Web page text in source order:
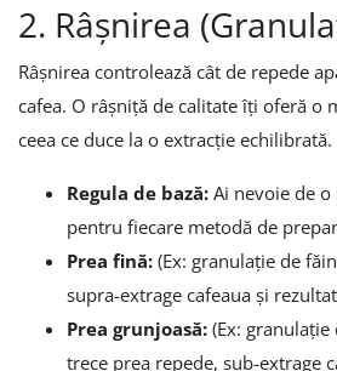
2. Râșnirea
Râșnirea controlează cât de repede
cafea. O râșniță de calitate îți oferă o
ceea ce duce la o extracție echilibrată.
Regula de bază: Ai nevoie de
pentru fiecare metodă de
Prea fină: (Ex: granulație de
supra-extrage cafeaua și
Prea grunjoasă: (Ex: granulație
trece prea repede, sub-extrage